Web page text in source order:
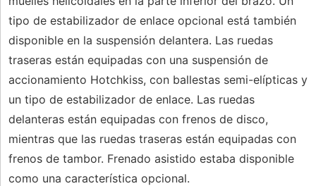
tipo de estabilizador de enlace opcional está también
disponible en la suspensión delantera. Las ruedas
traseras están equipadas con una suspensión de
accionamiento Hotchkiss, con ballestas semi-elípticas y
un tipo de estabilizador de enlace. Las ruedas
delanteras están equipadas con frenos de disco,
mientras que las ruedas traseras están equipadas con
frenos de tambor. Frenado asistido estaba disponible
como una característica opcional.